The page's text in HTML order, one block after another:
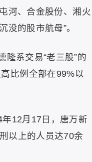
河、合金股份、湘火
的股市航母”。
隆系交易“老三股”的
比例全部在99%以
12月17日，唐万新
以上的人员达70余